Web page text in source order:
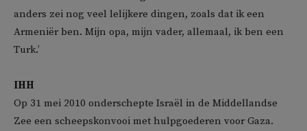
anders zei nog veel lelijkere dingen, zoals dat ik een
Armeniër ben. Mijn opa, mijn vader, allemaal, ik ben een
Turk.’
IHH
Op 31 mei 2010 onderschepte Israël in de Middellandse
Zee een scheepskonvooi met hulpgoederen voor Gaza.